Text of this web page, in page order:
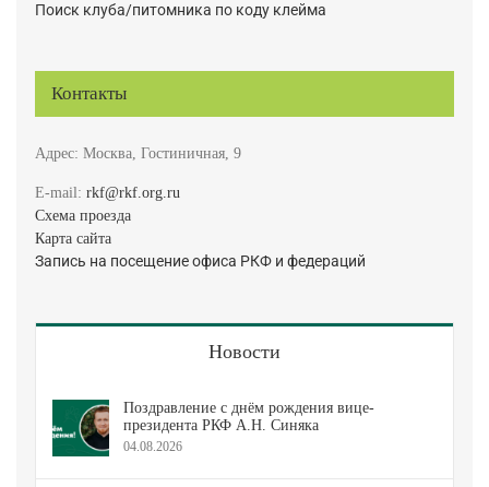
Поиск клуба/питомника по коду клейма
Контакты
Адрес: Москва, Гостиничная, 9
E-mail: rkf@rkf.org.ru
Схема проезда
Карта сайта
Запись на посещение офиса РКФ и федераций
Новости
Поздравление с днём рождения вице-
президента РКФ А.Н. Синяка
04.08.2026